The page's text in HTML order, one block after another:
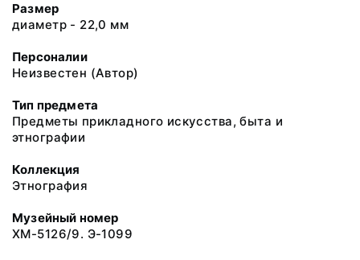
Размер
диаметр - 22,0 мм
Персоналии
Неизвестен (Автор)
Тип предмета
Предметы прикладного искусства, быта и
этнографии
Коллекция
Этнография
Музейный номер
ХМ-5126/9. Э-1099